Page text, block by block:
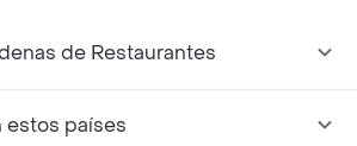
de Restaurantes
estos países